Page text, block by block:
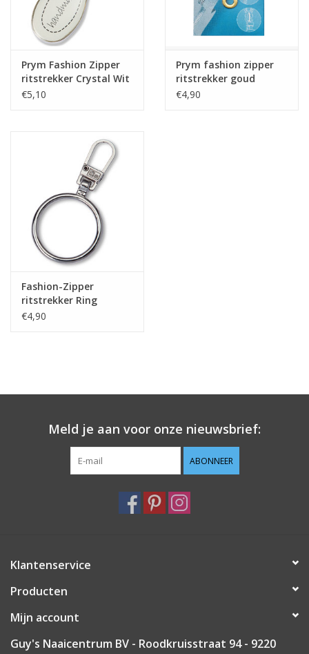
Prym Fashion Zipper
ritstrekker Crystal Wit
'Handmade'
€5,10
Prym fashion zipper
ritstrekker goud
€4,90
Fashion-Zipper
ritstrekker Ring
zilverkleurig
€4,90
Meld je aan voor onze nieuwsbrief:
ABONNEER
Klantenservice
Producten
Mijn account
Guy's Naaicentrum BV - Roodkruisstraat 94 - 9220